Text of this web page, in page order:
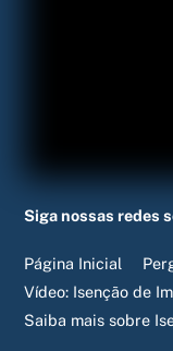
Siga nossas redes
Página Inicial
Vídeo: Isenção de
Saiba mais sobre